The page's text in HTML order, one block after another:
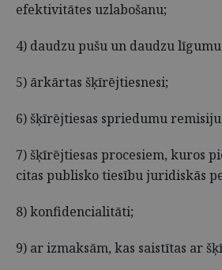
efektivitātes uzlabošanu;
4) daudzu pušu un daudzu
5) ārkārtas šķīrējtiesnesi;
6) šķīrējtiesas spriedumu
7) šķīrējtiesas procesiem, kuros
citas publisko tiesību juridiskās
8) konfidencialitāti;
9) ar izmaksām, kas saistītas ar